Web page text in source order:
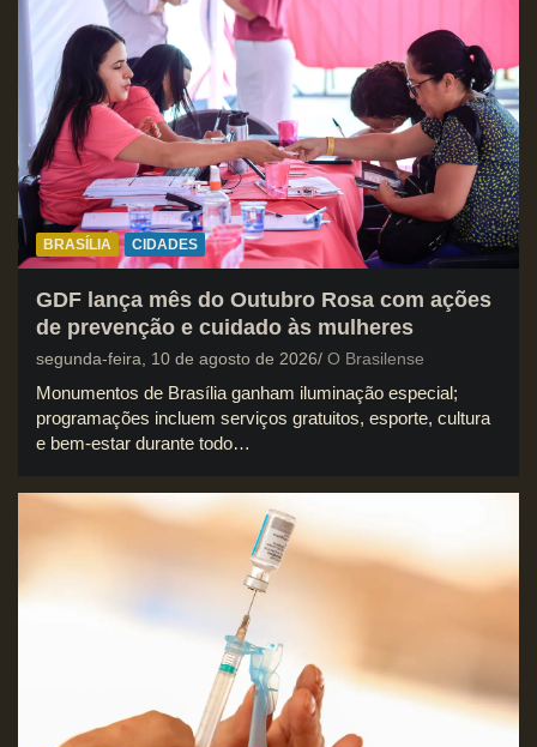
BRASÍLIA CIDADES
GDF lança mês do Outubro Rosa com ações
de prevenção e cuidado às mulheres
segunda-feira, 10 de agosto de 2026 O Brasilense
Monumentos de Brasília ganham iluminação especial;
programações incluem serviços gratuitos, esporte, cultura
e bem-estar durante todo…